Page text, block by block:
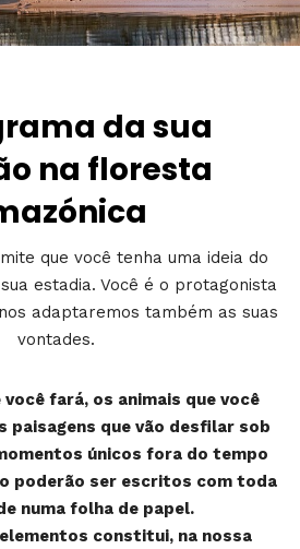
da sua
na floresta
que você tenha uma ideia do
estadia. Você é o protagonista
adaptaremos também as suas
vontades.
fará, os animais que você
paisagens que vão desfilar sob
únicos fora do tempo
poderão ser escritos com toda
numa folha de papel.
constitui, na nossa